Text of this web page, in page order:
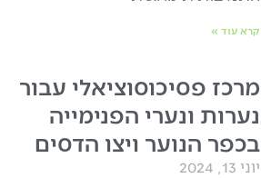
קרא עוד »
מרכז פסיכוסוציאלי עבור
נערות ונערי הפנימייה
בכפר הנוער ויצו הדסים
יוני 13, 2024